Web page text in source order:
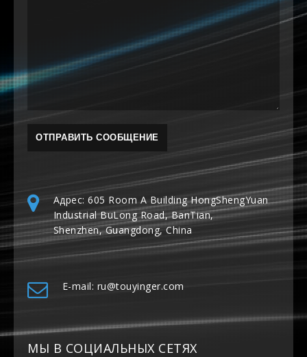
Адрес: 605 Room A Building HongShengYuan
Industrial BuLong Road, BanTian,
Shenzhen, Guangdong, China
E-mail: ru@touyinger.com
МЫ В СОЦИАЛЬНЫХ СЕТЯХ